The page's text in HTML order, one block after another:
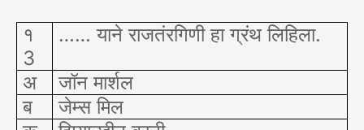
१
3
…… याने राजतंरगिणी हा ग्रंथ लिहिला.
अ
जॉन मार्शल
ब
जेम्स मिल